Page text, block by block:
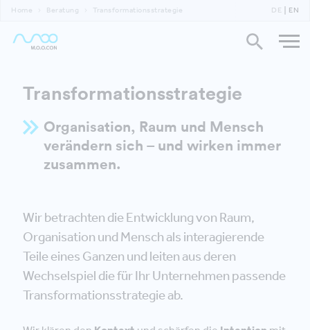
Home Beratung Transformationsstrategie DE EN
Transformationsstrategie
Organisation, Raum und Mensch
verändern sich – und wirken immer
zusammen.
Wir betrachten die Entwicklung von Raum,
Organisation und Mensch als interagierende
Teile eines Ganzen und leiten aus deren
Wechselspiel die für Ihr Unternehmen passende
Transformationsstrategie ab.